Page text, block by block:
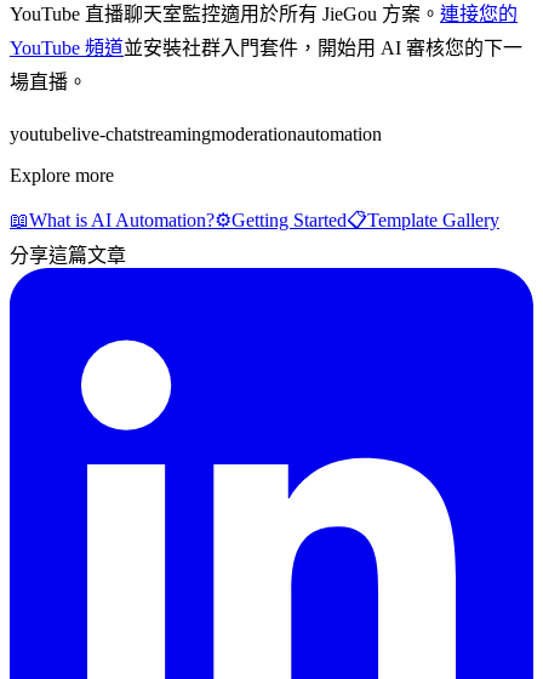
YouTube 直播聊天室監控適用於所有 JieGou 方案。 連接您的
YouTube 頻道並安裝社群入門套件，開始用 AI 審核您的下一
場直播。
youtubelive-chatstreamingmoderationautomation
Explore more
📖What is AI Automation?⚙️Getting Started📋Template Gallery
分享這篇文章